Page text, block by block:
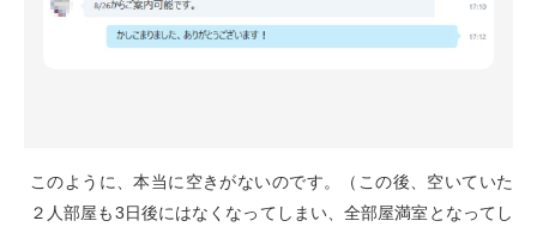
このように、本当に空きがないのです。（この後、空いていた
２人部屋も3日後にはなくなってしまい、全部屋満室となってし